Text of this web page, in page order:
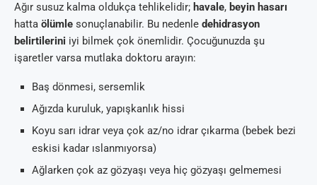
Ağır susuz kalma oldukça tehlikelidir; havale, beyin hasarı
hatta ölümle sonuçlanabilir. Bu nedenle dehidrasyon
belirtilerini iyi bilmek çok önemlidir. Çocuğunuzda şu
işaretler varsa mutlaka doktoru arayın:
Baş dönmesi, sersemlik
Ağızda kuruluk, yapışkanlık hissi
Koyu sarı idrar veya çok az/no idrar çıkarma (bebek bezi
eskisi kadar ıslanmıyorsa)
Ağlarken çok az gözyaşı veya hiç gözyaşı gelmemesi